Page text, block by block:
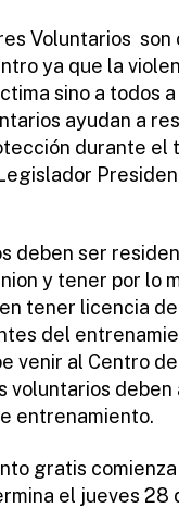
Voluntarios son
ya que la
sino a todos
ayudan a
durante el
deben ser
y tener por lo
tener licencia
del
venir al Centro
voluntarios deben
entrenamiento.
gratis
el jueves 28